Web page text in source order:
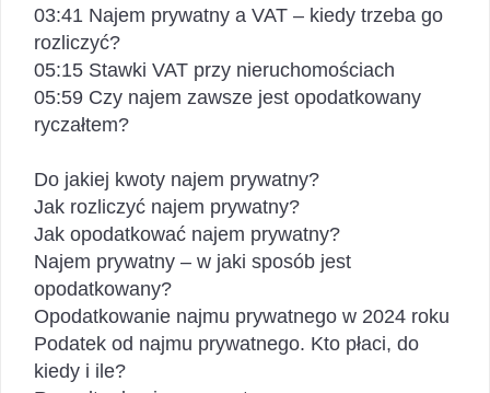
03:41 Najem prywatny a VAT – kiedy trzeba go
rozliczyć?
05:15 Stawki VAT przy nieruchomościach
05:59 Czy najem zawsze jest opodatkowany
ryczałtem?
Do jakiej kwoty najem prywatny?
Jak rozliczyć najem prywatny?
Jak opodatkować najem prywatny?
Najem prywatny – w jaki sposób jest
opodatkowany?
Opodatkowanie najmu prywatnego w 2024 roku
Podatek od najmu prywatnego. Kto płaci, do
kiedy i ile?